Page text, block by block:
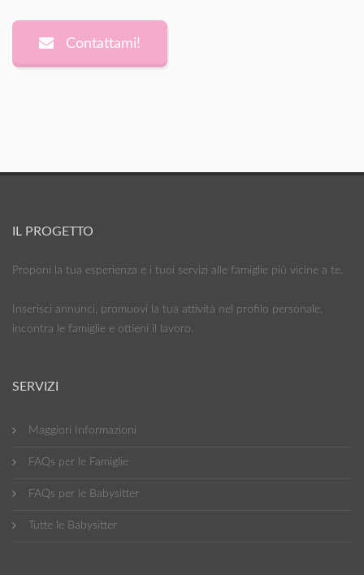
Contattami!
IL PROGETTO
Proponi la tua esperienza e i tuoi servizi alle famiglie più vicine a te.
Inserisci annunci, promuovi la tua attività nel profilo personale,
incontra le famiglie e ottieni il lavoro.
SERVIZI
Maggiori Informazioni
FAQs per le Famiglie
FAQs per le Babysitter
Tutte le Babysitter